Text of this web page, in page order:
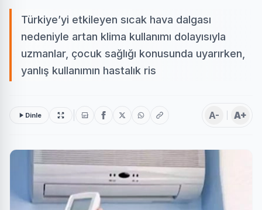
Türkiye’yi etkileyen sıcak hava dalgası
nedeniyle artan klima kullanımı dolayısıyla
uzmanlar, çocuk sağlığı konusunda uyarırken,
yanlış kullanımın hastalık ris
Dinle A- A+